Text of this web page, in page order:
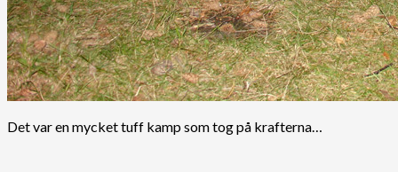
Det var en mycket tuff kamp som tog på krafterna…